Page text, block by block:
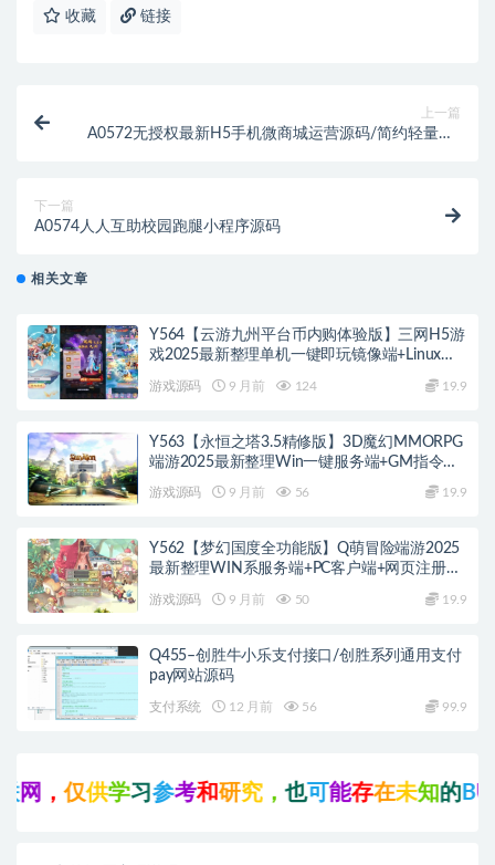
收藏 链接
上一篇
A0572无授权最新H5手机微商城运营源码/简约轻量版/
下一篇
A0574人人互助校园跑腿小程序源码
相关文章
Y564【云游九州平台币内购体验版】三网H5游
戏2025最新整理单机一键即玩镜像端+Linux手
游戏源码 9 月前 124 19.9
Y563【永恒之塔3.5精修版】3D魔幻MMORPG
端游2025最新整理Win一键服务端+GM指令
游戏源码 9 月前 56 19.9
Y562【梦幻国度全功能版】Q萌冒险端游2025
最新整理WIN系服务端+PC客户端+网页注册
游戏源码 9 月前 50 19.9
Q455–创胜牛小乐支付接口/创胜系列通用支付
pay网站源码
支付系统 12 月前 56 99.9
，仅供学习参考和研究，也可能存在未知的BUG